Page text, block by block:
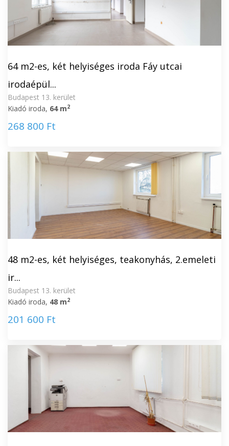
64 m2-es, két helyiséges iroda Fáy utcai
irodaépül...
Budapest 13. kerület
Kiadó iroda, 64 m2
268 800 Ft
48 m2-es, két helyiséges, teakonyhás, 2.emeleti
ir...
Budapest 13. kerület
Kiadó iroda, 48 m2
201 600 Ft